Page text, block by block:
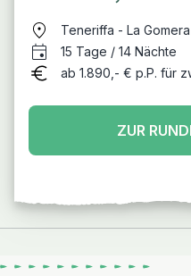
Palma
Teneriffa - La
15 Tage / 14 Nächte
ab 1.890,- € p.P. für
ZUR